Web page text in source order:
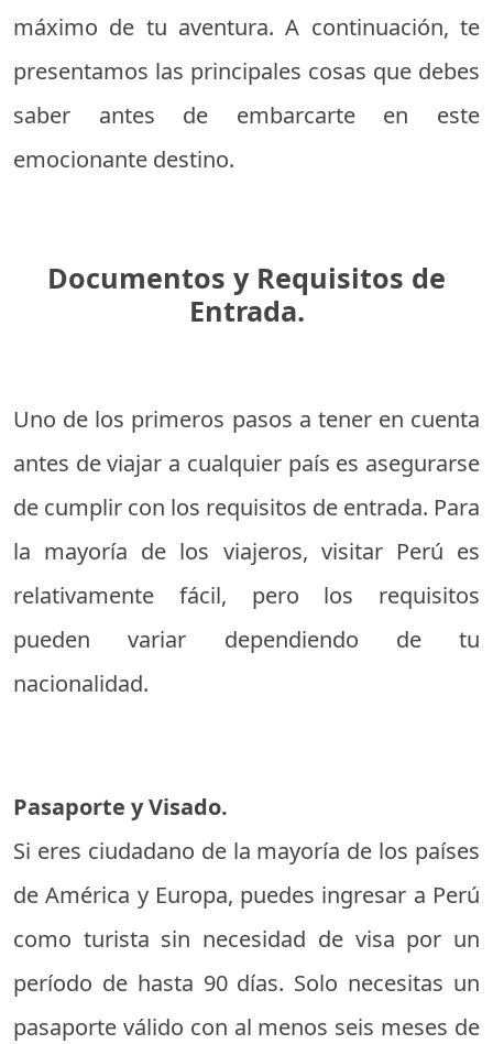
máximo de tu aventura. A continuación, te
presentamos las principales cosas que debes
saber antes de embarcarte en este
emocionante destino.
Documentos y Requisitos de
Entrada.
Uno de los primeros pasos a tener en cuenta
antes de viajar a cualquier país es asegurarse
de cumplir con los requisitos de entrada. Para
la mayoría de los viajeros, visitar Perú es
relativamente fácil, pero los requisitos
pueden variar dependiendo de tu
nacionalidad.
Pasaporte y Visado.
Si eres ciudadano de la mayoría de los países
de América y Europa, puedes ingresar a Perú
como turista sin necesidad de visa por un
período de hasta 90 días. Solo necesitas un
pasaporte válido con al menos seis meses de